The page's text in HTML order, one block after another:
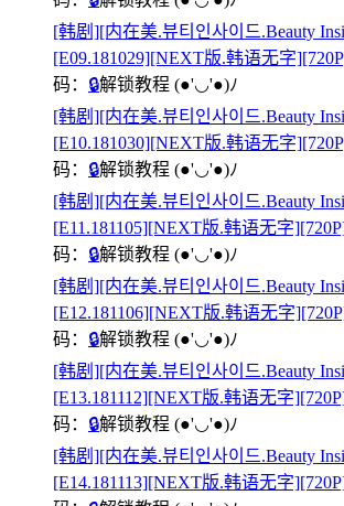
[韩剧][内在美.뷰티인사이드.Beauty
[E09.181029][NEXT版.韩语无字
码： 🔒解锁教程 (●'◡'●)ﾉ
[韩剧][内在美.뷰티인사이드.Beauty
[E10.181030][NEXT版.韩语无字
码： 🔒解锁教程 (●'◡'●)ﾉ
[韩剧][内在美.뷰티인사이드.Beauty
[E11.181105][NEXT版.韩语无字
码： 🔒解锁教程 (●'◡'●)ﾉ
[韩剧][内在美.뷰티인사이드.Beauty
[E12.181106][NEXT版.韩语无字
码： 🔒解锁教程 (●'◡'●)ﾉ
[韩剧][内在美.뷰티인사이드.Beauty
[E13.181112][NEXT版.韩语无字
码： 🔒解锁教程 (●'◡'●)ﾉ
[韩剧][内在美.뷰티인사이드.Beauty
[E14.181113][NEXT版.韩语无字